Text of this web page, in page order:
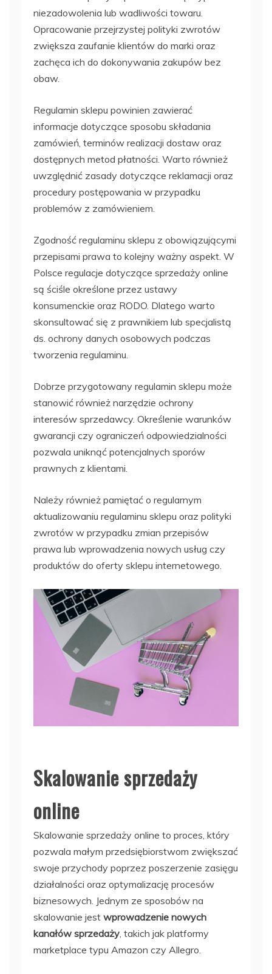
niezadowolenia lub wadliwości towaru.
Opracowanie przejrzystej polityki zwrotów
zwiększa zaufanie klientów do marki oraz
zachęca ich do dokonywania zakupów bez
obaw.
Regulamin sklepu powinien zawierać
informacje dotyczące sposobu składania
zamówień, terminów realizacji dostaw oraz
dostępnych metod płatności. Warto również
uwzględnić zasady dotyczące reklamacji oraz
procedury postępowania w przypadku
problemów z zamówieniem.
Zgodność regulaminu sklepu z obowiązującymi
przepisami prawa to kolejny ważny aspekt. W
Polsce regulacje dotyczące sprzedaży online
są ściśle określone przez ustawy
konsumenckie oraz RODO. Dlatego warto
skonsultować się z prawnikiem lub specjalistą
ds. ochrony danych osobowych podczas
tworzenia regulaminu.
Dobrze przygotowany regulamin sklepu może
stanowić również narzędzie ochrony
interesów sprzedawcy. Określenie warunków
gwarancji czy ograniczeń odpowiedzialności
pozwala uniknąć potencjalnych sporów
prawnych z klientami.
Należy również pamiętać o regularnym
aktualizowaniu regulaminu sklepu oraz polityki
zwrotów w przypadku zmian przepisów
prawa lub wprowadzenia nowych usług czy
produktów do oferty sklepu internetowego.
Skalowanie sprzedaży
online
Skalowanie sprzedaży online to proces, który
pozwala małym przedsiębiorstwom zwiększać
swoje przychody poprzez poszerzenie zasięgu
działalności oraz optymalizację procesów
biznesowych. Jednym ze sposobów na
skalowanie jest wprowadzenie nowych
kanałów sprzedaży , takich jak platformy
marketplace typu Amazon czy Allegro.